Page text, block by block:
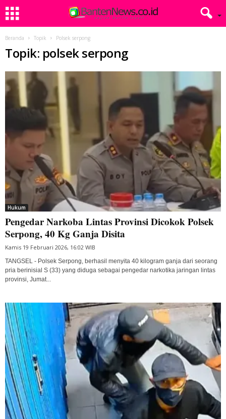
Beranda Topik Polsek serpong
Topik: polsek serpong
Hukum
Pengedar Narkoba Lintas Provinsi Dicokok Polsek
Serpong, 40 Kg Ganja Disita
Kamis 19 Februari 2026, 16:02 WIB
TANGSEL - Polsek Serpong, berhasil menyita 40 kilogram ganja dari seorang
pria berinisial S (33) yang diduga sebagai pengedar narkotika jaringan lintas
provinsi, Jumat...